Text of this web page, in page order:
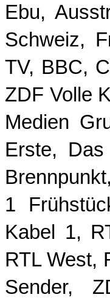
Ebu,
Schweiz,
TV, BBC,
ZDF Volle
Medien
Erste,
1
Kabel 1,
RTL West,
Sender,